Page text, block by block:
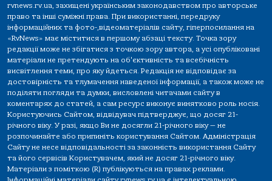
rvnews.rv.ua, захищені українським законодавством про авторське
право та інші суміжні права. При використанні, передруку
інформаційних та фото-,відеоматеріалів сайту, гіперпосилання на
«RvNews» має міститися в першому абзаці тексту. Точка зору
редакції може не збігатися з точкою зору автора, а усі опубліковані
матеріали не претендують на об'єктивність та всебічність
висвітлення теми, про яку йдеться. Редакція не відповідає за
достовірність та тлумачення наведеної інформації, а також може не
поділяти погляди та думки, висловлені читачами сайту в
коментарях до статей, а сам ресурс виконує винятково роль носія.
Користуючись Сайтом, відвідувач підтверджує, що досяг 21-
річного віку. У разі, якщо Ви не досягли 21-річного віку — не
розпочинайте або припиніть користування Сайтом. Адміністрація
Сайту не несе відповідальності за законність використання Сайту
та його сервісів Користувачем, який не досяг 21-річного віку.
Матеріали з поміткою (R) публікуються на правах реклами.